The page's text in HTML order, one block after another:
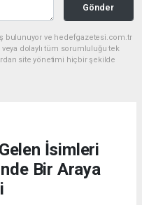
Gönder
bulunuyor ve hedefgazetesi.com.tr
dolaylı tüm sorumluluğu tek
site yönetimi hiçbir şekilde
İsimleri
Bir Araya